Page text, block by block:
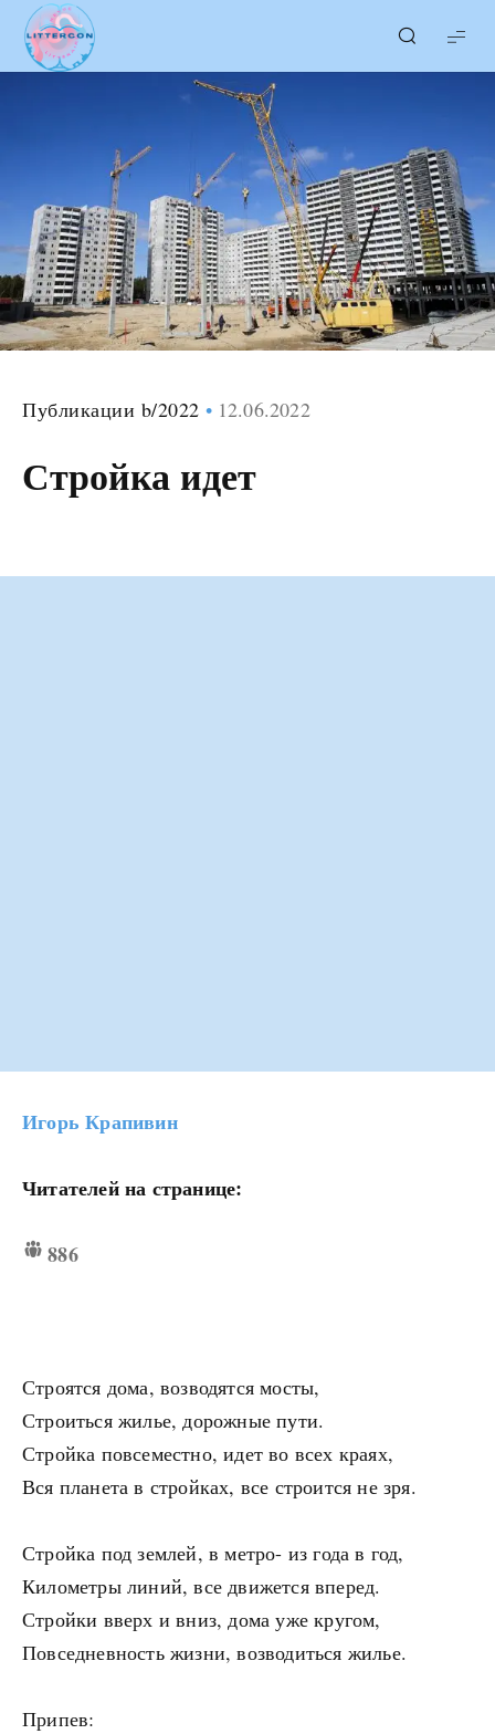
LITTERcon
Публикации b/2022 12.06.2022
Стройка идет
Игорь Крапивин
Читателей на странице:
886
Строятся дома, возводятся мосты,
Строиться жилье, дорожные пути.
Стройка повсеместно, идет во всех краях,
Вся планета в стройках, все строится не зря.
Стройка под землей, в метро- из года в год,
Километры линий, все движется вперед.
Стройки вверх и вниз, дома уже кругом,
Повседневность жизни, возводиться жилье.
Припев: